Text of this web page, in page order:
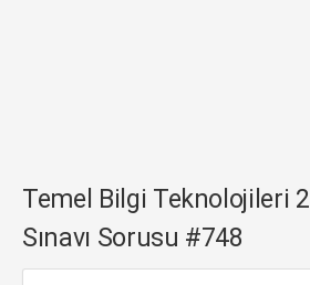
Temel Bilgi Teknolojileri
Sınavı Sorusu #748